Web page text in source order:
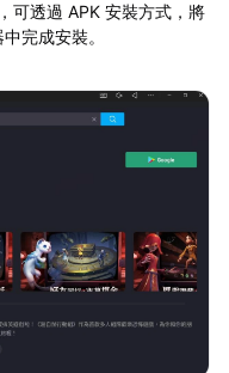
可透過 APK 安裝方式，將
完成安裝。